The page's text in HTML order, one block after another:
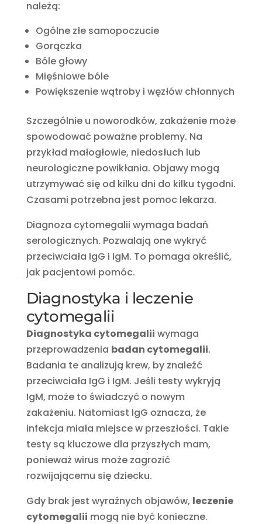
należą:
Ogólne złe samopoczucie
Gorączka
Bóle głowy
Mięśniowe bóle
Powiększenie wątroby i węzłów chłonnych
Szczególnie u noworodków, zakażenie może
spowodować poważne problemy. Na
przykład małogłowie, niedosłuch lub
neurologiczne powikłania. Objawy mogą
utrzymywać się od kilku dni do kilku tygodni.
Czasami potrzebna jest pomoc lekarza.
Diagnoza cytomegalii wymaga badań
serologicznych. Pozwalają one wykryć
przeciwciała IgG i IgM. To pomaga określić,
jak pacjentowi pomóc.
Diagnostyka i leczenie
cytomegalii
Diagnostyka cytomegalii wymaga
przeprowadzenia badan cytomegalii.
Badania te analizują krew, by znaleźć
przeciwciała IgG i IgM. Jeśli testy wykryją
IgM, może to świadczyć o nowym
zakażeniu. Natomiast IgG oznacza, że
infekcja miała miejsce w przeszłości. Takie
testy są kluczowe dla przyszłych mam,
ponieważ wirus może zagrozić
rozwijającemu się dziecku.
Gdy brak jest wyraźnych objawów, leczenie
cytomegalii mogą nie być konieczne.